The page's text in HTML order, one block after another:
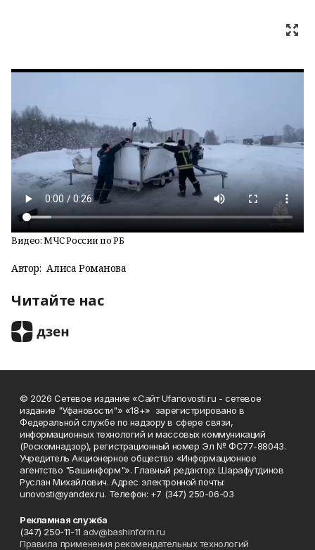
Видео: МЧС России по РБ
Автор: Алиса Романова
Читайте нас
© 2026 Сетевое издание «Сайт Ufanovosti.ru - сетевое
издание "Уфановости"» «18+» зарегистрировано в
Федеральной службе по надзору в сфере связи,
информационных технологий и массовых коммуникаций
(Роскомнадзор), регистрационный номер Эл № ФС77-88043.
Учредитель Акционерное общество «Информационное
агентство "Башинформ"». Главный редактор: Шарафутдинов
Руслан Михайлович. Адрес электронной почты:
unovosti@yandex.ru. Телефон: +7 (347) 250-06-03
Рекламная служба
(347) 250-11-11 adv@bashinform.ru
Правила применения рекомендательных технологий